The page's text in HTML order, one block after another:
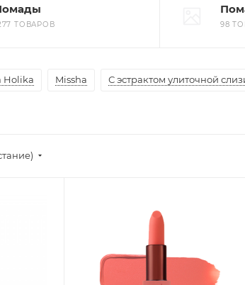
ТОВАРОВ 98
Holika Missha С эстрактом улиточной